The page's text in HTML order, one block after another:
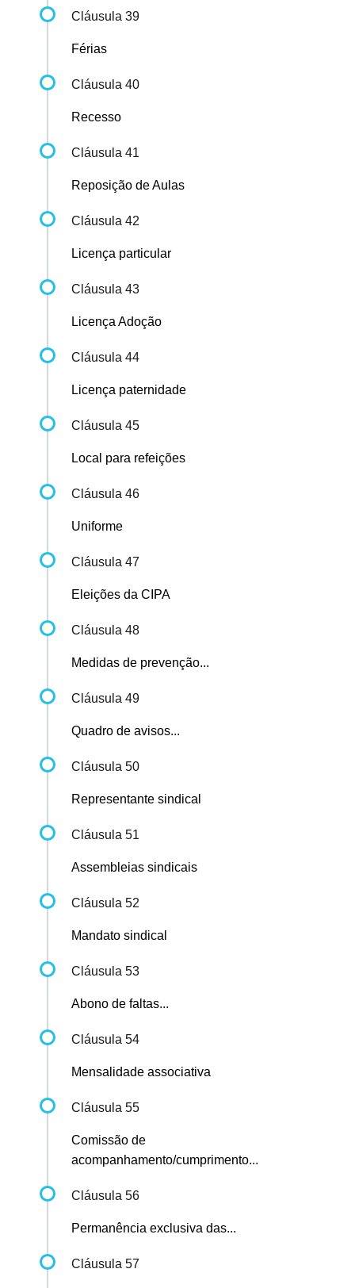
Cláusula 39
Férias
Cláusula 40
Recesso
Cláusula 41
Reposição de Aulas
Cláusula 42
Licença particular
Cláusula 43
Licença Adoção
Cláusula 44
Licença paternidade
Cláusula 45
Local para refeições
Cláusula 46
Uniforme
Cláusula 47
Eleições da CIPA
Cláusula 48
Medidas de prevenção...
Cláusula 49
Quadro de avisos...
Cláusula 50
Representante sindical
Cláusula 51
Assembleias sindicais
Cláusula 52
Mandato sindical
Cláusula 53
Abono de faltas...
Cláusula 54
Mensalidade associativa
Cláusula 55
Comissão de
acompanhamento/cumprimento...
Cláusula 56
Permanência exclusiva das...
Cláusula 57